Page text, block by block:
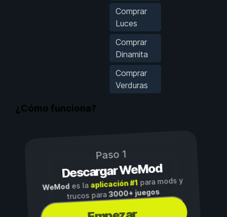
Comprar
Luces
Comprar
Dinamita
Comprar
Verduras
¿Cómo funciona?
Paso 1
Descargar WeMod
WeMod es la aplicación #1para mods y
trucos para3000+ juegos